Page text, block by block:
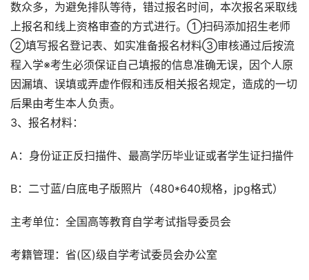
数众多，为避免排队等待，错过报名时间，本次报名采取线
上报名和线上资格审查的方式进行。①扫码添加招生老师
②填写报名登记表、如实准备报名材料③审核通过后按流
程入学※考生必须保证自己填报的信息准确无误，因个人原
因漏填、误填或弄虚作假和违反相关报名规定，造成的一切
后果由考生本人负责。
3、报名材料：
A：身份证正反扫描件、最高学历毕业证或者学生证扫描件
B：二寸蓝/白底电子版照片（480*640规格，jpg格式）
主考单位：全国高等教育自学考试指导委员会
考籍管理：省(区)级自学考试委员会办公室